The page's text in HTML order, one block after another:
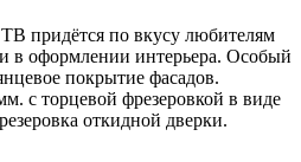
придётся по вкусу любителям
в оформлении интерьера. Особый
покрытие фасадов.
с торцевой фрезеровкой в виде
откидной дверки.